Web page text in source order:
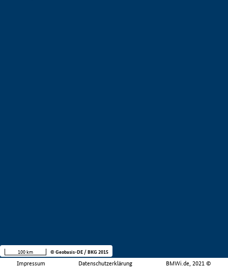
Impressum Datenschutzerklärung BMWi.de, 2021 ©
100 km © Geobasis-DE / BKG 2015